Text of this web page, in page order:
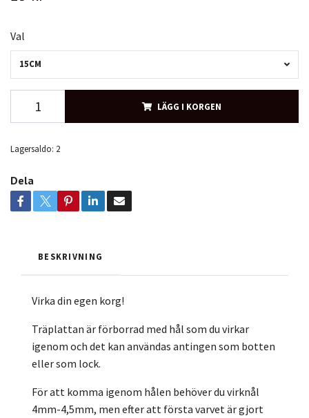
Val
15CM
LÄGG I KORGEN
Lagersaldo: 2
Dela
BESKRIVNING
Virka din egen korg!
Träplattan är förborrad med hål som du virkar
igenom och det kan användas antingen som botten
eller som lock.
För att komma igenom hålen behöver du virknål
4mm-4,5mm, men efter att första varvet är gjort